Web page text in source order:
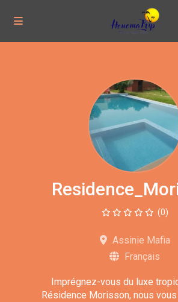
(0)
Assinie Mafia
Français
Imprégnez-vous du luxe
Résidence Morisson, nous